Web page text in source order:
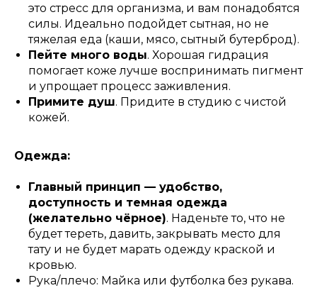
это стресс для организма, и вам понадобятся
силы. Идеально подойдет сытная, но не
тяжелая еда (каши, мясо, сытный бутерброд).
Пейте много воды. Хорошая гидрация
помогает коже лучше воспринимать пигмент
и упрощает процесс заживления.
Примите душ. Придите в студию с чистой
кожей.
Одежда:
Главный принцип — удобство,
доступность и темная одежда
(желательно чёрное). Наденьте то, что не
будет тереть, давить, закрывать место для
тату и не будет марать одежду краской и
кровью.
Рука/плечо: Майка или футболка без рукава.